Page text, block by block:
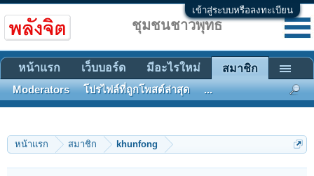
เข้าสู่ระบบหรือลงทะเบียน
หน้าแรก สมาชิก khunfong
ชุมชนชาวพุทธ
หน้าแรก เว็บบอร์ด มีอะไรใหม่ สมาชิก
Moderators โปรไฟล์ที่ถูกโพสต์ล่าสุด ...